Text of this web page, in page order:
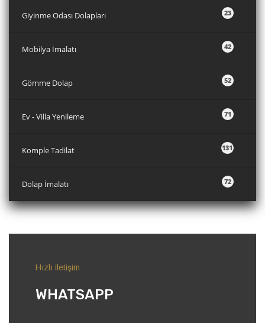
23
Giyinme Odası Dolapları
42
Mobilya İmalatı
52
Gömme Dolap
71
Ev - Villa Yenileme
131
Komple Tadilat
72
Dolap İmalatı
Hızlı iletişim
WHATSAPP